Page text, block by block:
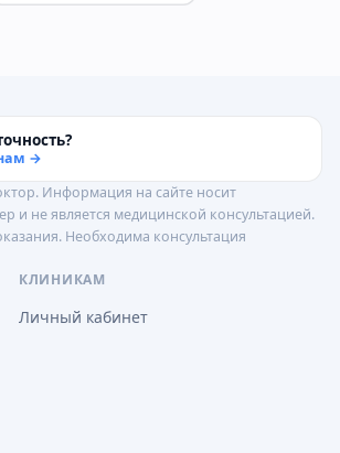
→
Информация на сайте носит
и не является медицинской консультацией.
Необходима консультация
КЛИНИКАМ
Личный кабинет